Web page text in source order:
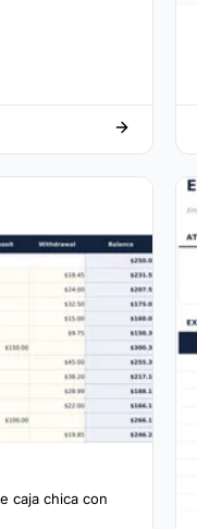
caja chica con